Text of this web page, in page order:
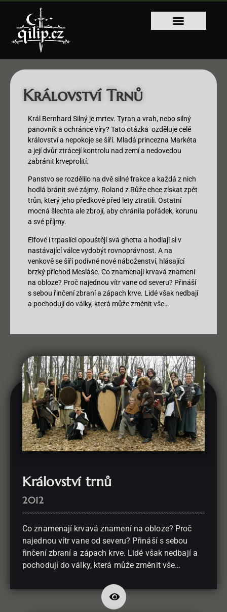
Království Trnů
Král Bernhard Silný je mrtev. Tyran a vrah, nebo silný
panovník a ochránce víry? Tato otázka ozděluje celé
království a nepokoje se šíří. Mladá princezna Markéta
a její dvůr ztrácejí kontrolu nad zemí a nedovedou
zabránit krveprolití.
Panstvo se rozdělilo na dvě silné frakce a každá z nich
hodlá bránit své zájmy. Roland z Růže chce získat zpět
trůn, který jeho předkové před lety ztratili. Ostatní
mocná šlechta ale zbrojí, aby chránila pořádek, korunu
a své příjmy.
Elfové i trpaslíci opouštějí svá ghetta a hodlají si v
nastávající válce vydobýt rovnoprávnost. A na
venkově se šíří podivné nové náboženství, hlásající
brzký příchod Mesiáše. Co znamenají krvavá znamení
na obloze? Proč najednou vítr vane od severu? Přináší
s sebou řinčení zbraní a zápach krve. Lidé však nedbají
a pochodují do války, která může změnit vše…
Království trnů
2012
Co znamenají krvavá znamení na obloze? Proč
najednou vítr vane od severu? Přináší s sebou
řinčení zbraní a zápach krve. Lidé však nedbají a
pochodují do války, která může změnit vše…